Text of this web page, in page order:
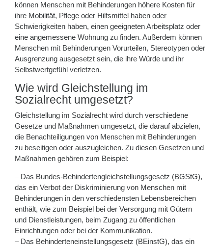
können Menschen mit Behinderungen höhere Kosten für
ihre Mobilität, Pflege oder Hilfsmittel haben oder
Schwierigkeiten haben, einen geeigneten Arbeitsplatz oder
eine angemessene Wohnung zu finden. Außerdem können
Menschen mit Behinderungen Vorurteilen, Stereotypen oder
Ausgrenzung ausgesetzt sein, die ihre Würde und ihr
Selbstwertgefühl verletzen.
Wie wird Gleichstellung im
Sozialrecht umgesetzt?
Gleichstellung im Sozialrecht wird durch verschiedene
Gesetze und Maßnahmen umgesetzt, die darauf abzielen,
die Benachteiligungen von Menschen mit Behinderungen
zu beseitigen oder auszugleichen. Zu diesen Gesetzen und
Maßnahmen gehören zum Beispiel:
– Das Bundes-Behindertengleichstellungsgesetz (BGStG),
das ein Verbot der Diskriminierung von Menschen mit
Behinderungen in den verschiedensten Lebensbereichen
enthält, wie zum Beispiel bei der Versorgung mit Gütern
und Dienstleistungen, beim Zugang zu öffentlichen
Einrichtungen oder bei der Kommunikation.
– Das Behinderteneinstellungsgesetz (BEinstG), das ein